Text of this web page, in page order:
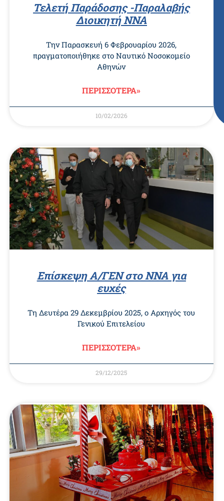
Τελετή Παράδοσης -Παραλαβής
Διοικητή ΝΝΑ
Την Παρασκευή 6 Φεβρουαρίου 2026,
πραγματοποιήθηκε στο Ναυτικό Νοσοκομείο
Αθηνών
ΠΕΡΙΣΣΟΤΕΡΑ»
10/02/2026
Επίσκεψη Α/ΓΕΝ στο ΝΝΑ για
ευχές
Τη Δευτέρα 29 Δεκεμβρίου 2025, ο Αρχηγός του
Γενικού Επιτελείου
ΠΕΡΙΣΣΟΤΕΡΑ»
29/12/2025